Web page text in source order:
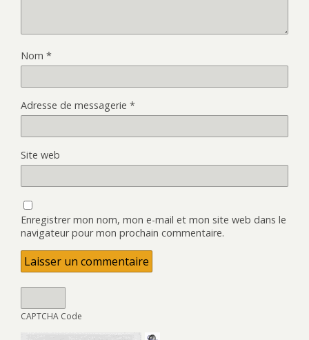
Nom *
Adresse de messagerie *
Site web
Enregistrer mon nom, mon e-mail et mon site web dans le
navigateur pour mon prochain commentaire.
CAPTCHA Code